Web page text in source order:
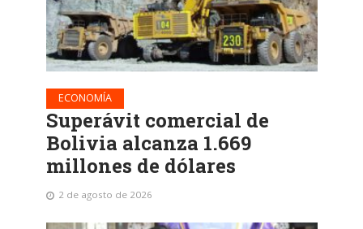
ECONOMÍA
Superávit comercial de
Bolivia alcanza 1.669
millones de dólares
2 de agosto de 2026